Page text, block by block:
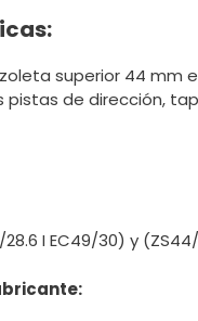
:
superior 44 mm
pistas de dirección,
I EC49/30) y